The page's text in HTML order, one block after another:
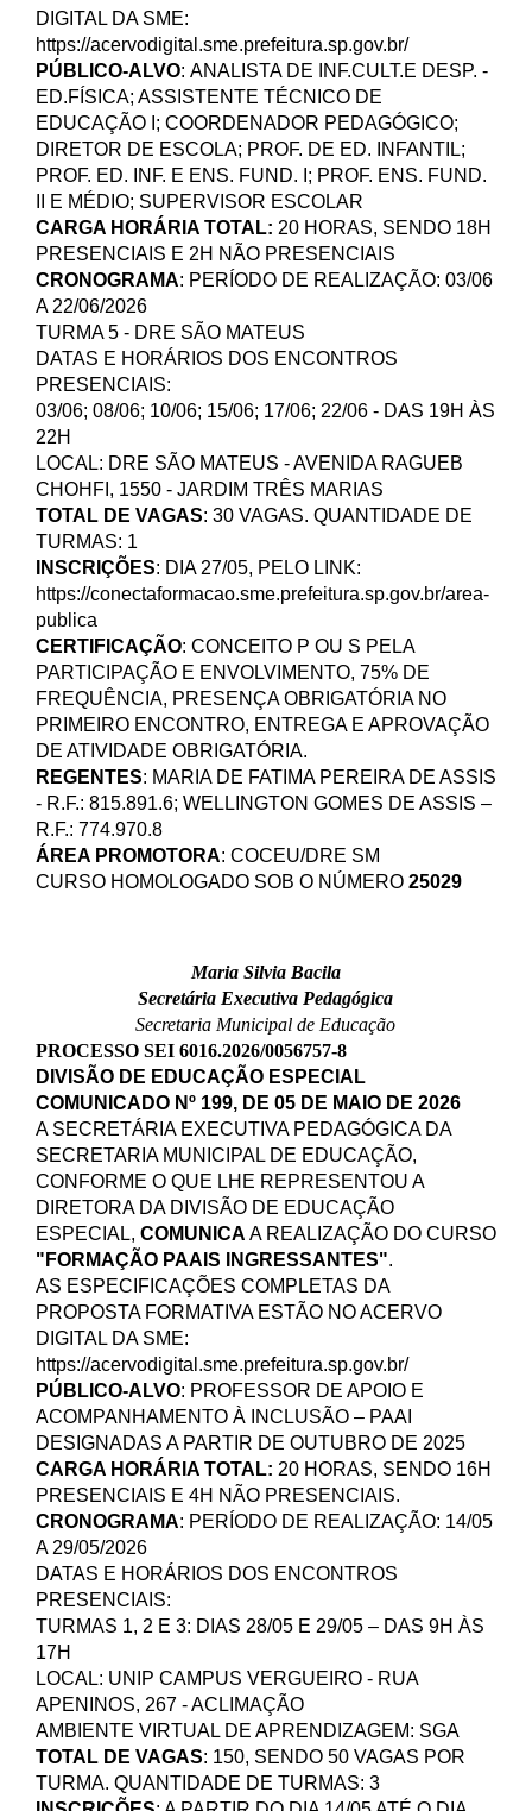
DIGITAL DA SME:
https://acervodigital.sme.prefeitura.sp.gov.br/
PÚBLICO-ALVO: ANALISTA DE INF.CULT.E DESP. -
ED.FÍSICA; ASSISTENTE TÉCNICO DE
EDUCAÇÃO I; COORDENADOR PEDAGÓGICO;
DIRETOR DE ESCOLA; PROF. DE ED. INFANTIL;
PROF. ED. INF. E ENS. FUND. I; PROF. ENS. FUND.
II E MÉDIO; SUPERVISOR ESCOLAR
CARGA HORÁRIA TOTAL: 20 HORAS, SENDO 18H
PRESENCIAIS E 2H NÃO PRESENCIAIS
CRONOGRAMA: PERÍODO DE REALIZAÇÃO: 03/06
A 22/06/2026
TURMA 5 - DRE SÃO MATEUS
DATAS E HORÁRIOS DOS ENCONTROS
PRESENCIAIS:
03/06; 08/06; 10/06; 15/06; 17/06; 22/06 - DAS 19H ÀS
22H
LOCAL: DRE SÃO MATEUS - AVENIDA RAGUEB
CHOHFI, 1550 - JARDIM TRÊS MARIAS
TOTAL DE VAGAS: 30VAGAS. QUANTIDADE DE
TURMAS: 1
INSCRIÇÕES: DIA 27/05, PELO LINK:
https://conectaformacao.sme.prefeitura.sp.gov.br/area-
publica
CERTIFICAÇÃO: CONCEITO P OU S PELA
PARTICIPAÇÃO E ENVOLVIMENTO, 75% DE
FREQUÊNCIA, PRESENÇA OBRIGATÓRIA NO
PRIMEIRO ENCONTRO, ENTREGA E APROVAÇÃO
DE ATIVIDADE OBRIGATÓRIA.
REGENTES: MARIA DE FATIMA PEREIRA DE ASSIS
- R.F.: 815.891.6; WELLINGTON GOMES DE ASSIS –
R.F.: 774.970.8
ÁREA PROMOTORA: COCEU/DRE SM
CURSO HOMOLOGADO SOB O NÚMERO 25029
Maria Silvia Bacila
Secretária Executiva Pedagógica
Secretaria Municipal de Educação
PROCESSO SEI 6016.2026/0056757-8
DIVISÃO DE EDUCAÇÃO ESPECIAL
COMUNICADO Nº 199, DE 05 DE MAIO DE 2026
A SECRETÁRIA EXECUTIVA PEDAGÓGICA DA
SECRETARIA MUNICIPAL DE EDUCAÇÃO,
CONFORME O QUE LHE REPRESENTOU A
DIRETORA DA DIVISÃO DE EDUCAÇÃO
ESPECIAL, COMUNICA A REALIZAÇÃO DO CURSO
"FORMAÇÃO PAAIS INGRESSANTES".
AS ESPECIFICAÇÕES COMPLETAS DA
PROPOSTA FORMATIVA ESTÃO NO ACERVO
DIGITAL DA SME:
https://acervodigital.sme.prefeitura.sp.gov.br/
PÚBLICO-ALVO: PROFESSOR DE APOIO E
ACOMPANHAMENTO À INCLUSÃO – PAAI
DESIGNADAS A PARTIR DE OUTUBRO DE 2025
CARGA HORÁRIA TOTAL: 20 HORAS, SENDO 16H
PRESENCIAIS E 4H NÃO PRESENCIAIS.
CRONOGRAMA: PERÍODO DE REALIZAÇÃO: 14/05
A 29/05/2026
DATAS E HORÁRIOS DOS ENCONTROS
PRESENCIAIS:
TURMAS 1, 2 E 3: DIAS 28/05 E 29/05 – DAS 9H ÀS
17H
LOCAL: UNIP CAMPUS VERGUEIRO - RUA
APENINOS, 267 - ACLIMAÇÃO
AMBIENTE VIRTUAL DE APRENDIZAGEM: SGA
TOTAL DE VAGAS: 150, SENDO 50 VAGAS POR
TURMA. QUANTIDADE DE TURMAS: 3